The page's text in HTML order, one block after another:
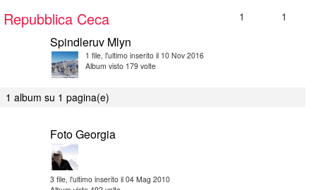
Repubblica Ceca 1 1
Spindleruv Mlyn
1 file, l'ultimo inserito il 10 Nov 2016
Album visto 179 volte
1 album su 1 pagina(e)
Foto Georgia
3 file, l'ultimo inserito il 04 Mag 2010